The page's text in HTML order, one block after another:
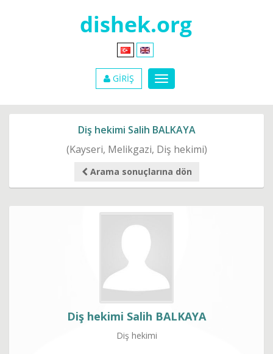
GİRİŞ
Diş hekimi Salih BALKAYA
(Kayseri, Melikgazi, Diş hekimi)
Arama sonuçlarına dön
Diş hekimi Salih BALKAYA
Diş hekimi